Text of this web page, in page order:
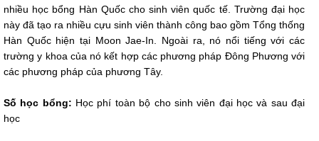
nhiều học bổng Hàn Quốc cho sinh viên quốc tế. Trường đại học
này đã tạo ra nhiều cựu sinh viên thành công bao gồm Tổng thống
Hàn Quốc hiện tại Moon Jae-In. Ngoài ra, nó nổi tiếng với các
trường y khoa của nó kết hợp các phương pháp Đông Phương với
các phương pháp của phương Tây.
Số học bổng: Học phí toàn bộ cho sinh viên đại học và sau đại
học